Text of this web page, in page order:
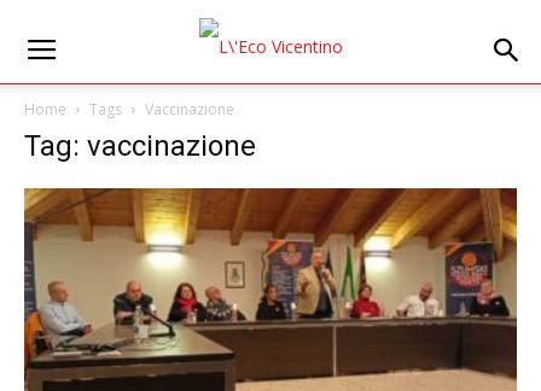
Home Tags Vaccinazione
Tag: vaccinazione